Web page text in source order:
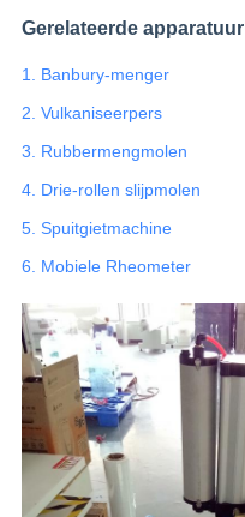
Gerelateerde apparatuur
1. Banbury-menger
2. Vulkaniseerpers
3. Rubbermengmolen
4. Drie-rollen slijpmolen
5. Spuitgietmachine
6. Mobiele Rheometer